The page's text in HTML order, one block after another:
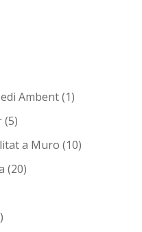
Ambent(1)
(5)
a Muro (10)
(20)